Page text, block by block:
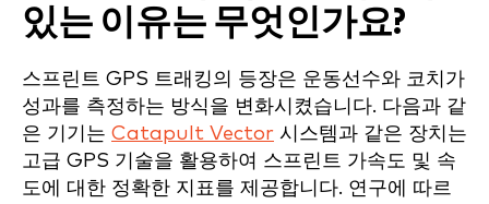
있는 이유는 무엇인가요?
스프린트 GPS 트래킹의 등장은 운동선수와 코치가
성과를 측정하는 방식을 변화시켰습니다. 다음과 같
은 기기는 Catapult Vector 시스템과 같은 장치는
고급 GPS 기술을 활용하여 스프린트 가속도 및 속
도에 대한 정확한 지표를 제공합니다. 연구에 따르